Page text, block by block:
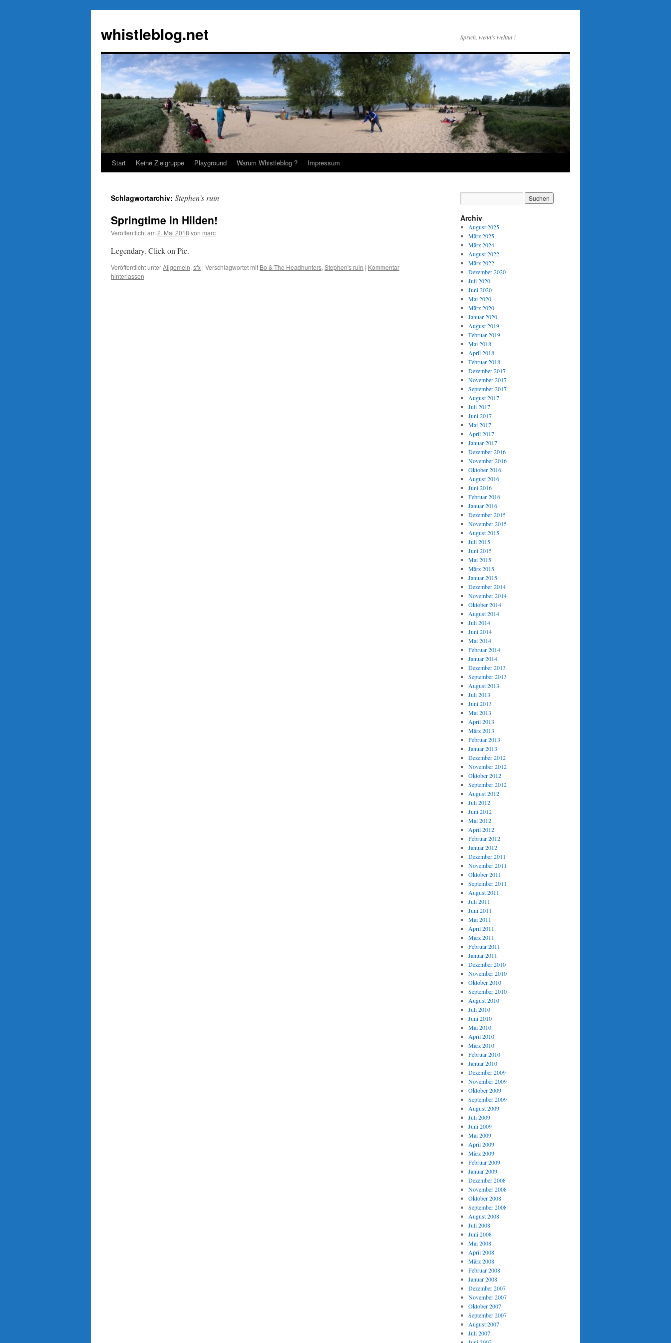
springen
whistleblog.net Sprich, wenn's wehtut !
Start Keine Zielgruppe Playground Warum Whistleblog ? Impressum
Schlagwortarchiv: Stephen’s ruin
Springtime in Hilden!
Veröffentlicht am 2. Mai 2018 von marc
Legendary. Click on Pic.
Veröffentlicht unterAllgemein, sfx | Verschlagwortet mit Bo & The Headhunters, Stephen's ruin | Kommentar
hinterlassen
Archiv
August 2025
März 2025
März 2024
August 2022
März 2022
Dezember 2020
Juli 2020
Juni 2020
Mai 2020
März 2020
Januar 2020
August 2019
Februar 2019
Mai 2018
April 2018
Februar 2018
Dezember 2017
November 2017
September 2017
August 2017
Juli 2017
Juni 2017
Mai 2017
April 2017
Januar 2017
Dezember 2016
November 2016
Oktober 2016
August 2016
Juni 2016
Februar 2016
Januar 2016
Dezember 2015
November 2015
August 2015
Juli 2015
Juni 2015
Mai 2015
März 2015
Januar 2015
Dezember 2014
November 2014
Oktober 2014
August 2014
Juli 2014
Juni 2014
Mai 2014
Februar 2014
Januar 2014
Dezember 2013
September 2013
August 2013
Juli 2013
Juni 2013
Mai 2013
April 2013
März 2013
Februar 2013
Januar 2013
Dezember 2012
November 2012
Oktober 2012
September 2012
August 2012
Juli 2012
Juni 2012
Mai 2012
April 2012
Februar 2012
Januar 2012
Dezember 2011
November 2011
Oktober 2011
September 2011
August 2011
Juli 2011
Juni 2011
Mai 2011
April 2011
März 2011
Februar 2011
Januar 2011
Dezember 2010
November 2010
Oktober 2010
September 2010
August 2010
Juli 2010
Juni 2010
Mai 2010
April 2010
März 2010
Februar 2010
Januar 2010
Dezember 2009
November 2009
Oktober 2009
September 2009
August 2009
Juli 2009
Juni 2009
Mai 2009
April 2009
März 2009
Februar 2009
Januar 2009
Dezember 2008
November 2008
Oktober 2008
September 2008
August 2008
Juli 2008
Juni 2008
Mai 2008
April 2008
März 2008
Februar 2008
Januar 2008
Dezember 2007
November 2007
Oktober 2007
September 2007
August 2007
Juli 2007